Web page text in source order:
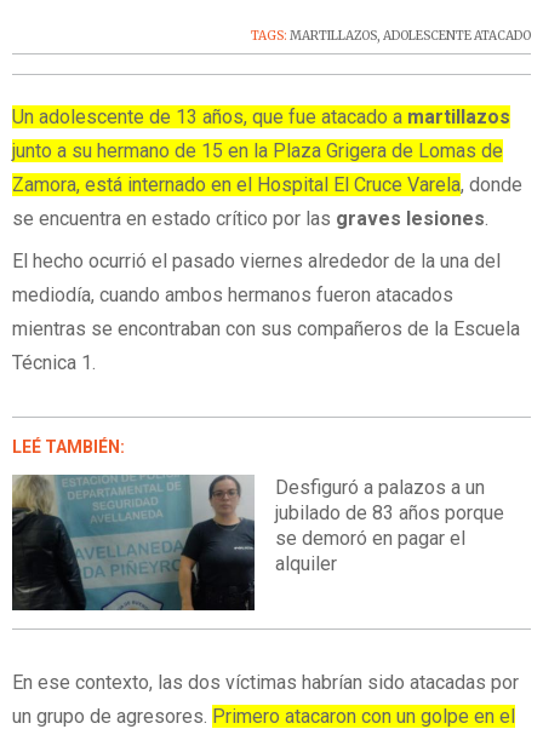
TAGS: MARTILLAZOS, ADOLESCENTE ATACADO
Un adolescente de 13 años, que fue atacado a martillazos
junto a su hermano de 15 en la Plaza Grigera de Lomas de
Zamora, está internado en el Hospital El Cruce Varela, donde
se encuentra en estado crítico por las graves lesiones.
El hecho ocurrió el pasado viernes alrededor de la una del
mediodía, cuando ambos hermanos fueron atacados
mientras se encontraban con sus compañeros de la Escuela
Técnica 1.
LEÉ TAMBIÉN:
Desfiguró a palazos a un
jubilado de 83 años porque
se demoró en pagar el
alquiler
En ese contexto, las dos víctimas habrían sido atacadas por
un grupo de agresores. Primero atacaron con un golpe en el